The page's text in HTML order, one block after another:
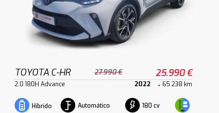
TOYOTA C-HR 27.990 € 25.990 €
2.0 180H Advance 2022 65.238 km
Híbrido Automático 180 cv